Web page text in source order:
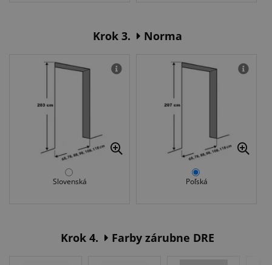
Krok 3. Norma
Slovenská Poľská
Krok 4. Farby zárubne DRE